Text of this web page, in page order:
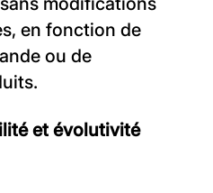
en fonction de
ou de
et évolutivité